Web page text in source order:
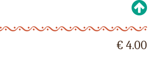
€ 4.00